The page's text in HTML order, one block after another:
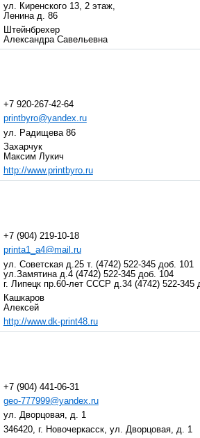
ул. Киренского 13, 2 этаж,
Ленина д. 86
Штейнбрехер
Александра Савельевна
+7 920-267-42-64
printbyro@yandex.ru
ул. Радищева 86
Захарчук
Максим Лукич
http://www.printbyro.ru
+7 (904) 219-10-18
printa1_a4@mail.ru
ул. Советская д.25 т. (4742) 522-345 доб. 101
ул.Замятина д.4 (4742) 522-345 доб. 104
г. Липецк пр.60-лет СССР д.34 (4742) 522-345
Кашкаров
Алексей
http://www.dk-print48.ru
+7 (904) 441-06-31
geo-777999@yandex.ru
ул. Дворцовая, д. 1
346420, г. Новочеркасск, ул. Дворцовая, д. 1